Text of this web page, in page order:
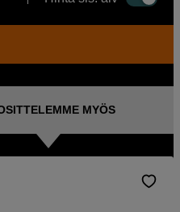
MYÖS